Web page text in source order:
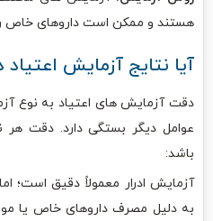
هستند و ممکن است داروهای خاص
آیا نتایج آزمایش
دقت آزمایش های اعتیاد به نوع
عوامل دیگر بستگی دارد. دقت
باشد:
آزمایش ادرار معمولاً دقیق است؛
به دلیل مصرف داروهای خاص یا